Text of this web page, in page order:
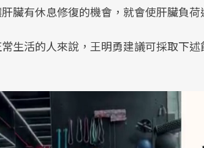
臟有休息修復的機會，就會使肝臟負荷
生活的人來說，王明勇建議可採取下